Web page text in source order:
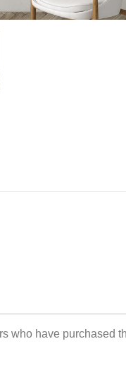
who have purchased